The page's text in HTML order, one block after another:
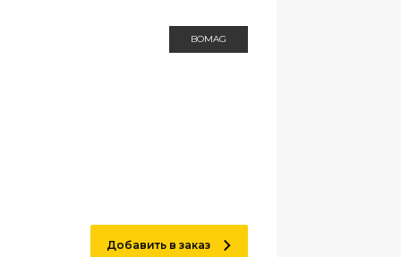
BOMAG
Добавить в заказ